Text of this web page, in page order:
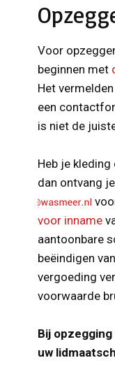
Voor
beginnen met
Het
een
is niet de
Heb je
dan ontvang
voor inname
aantoonbare
beëindigen
vergoeding
voorwaarde
Bij opzegging
uw